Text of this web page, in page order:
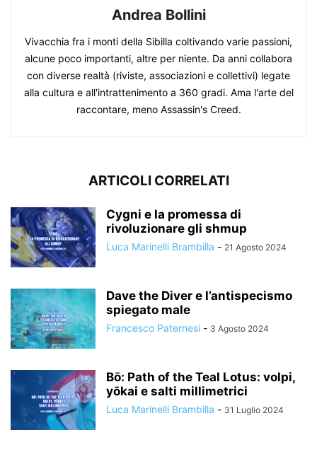
Andrea Bollini
Vivacchia fra i monti della Sibilla coltivando varie passioni,
alcune poco importanti, altre per niente. Da anni collabora
con diverse realtà (riviste, associazioni e collettivi) legate
alla cultura e all'intrattenimento a 360 gradi. Ama l'arte del
raccontare, meno Assassin's Creed.
ARTICOLI CORRELATI
Cygni e la promessa di
rivoluzionare gli shmup
Luca Marinelli Brambilla - 21 Agosto 2024
Dave the Diver e l’antispecismo
spiegato male
Francesco Paternesi - 3 Agosto 2024
Bō: Path of the Teal Lotus: volpi,
yōkai e salti millimetrici
Luca Marinelli Brambilla - 31 Luglio 2024